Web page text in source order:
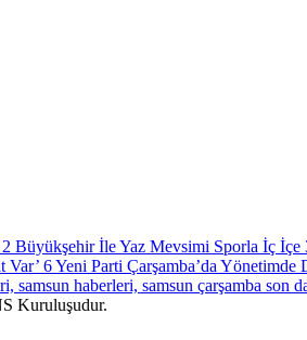
2 Büyükşehir İle Yaz Mevsimi Sporla İç İçe
Var’ 6Yeni Parti Çarşamba’da
Kuruluşudur.